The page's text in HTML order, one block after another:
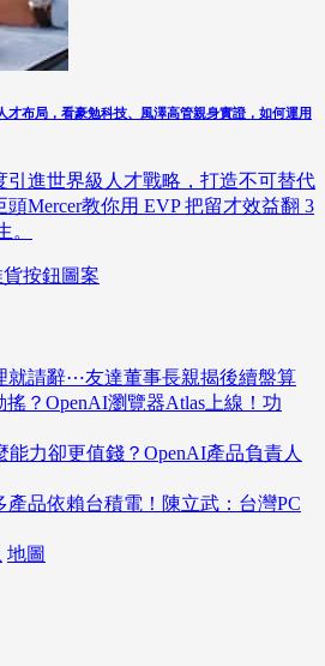
才布局，看豪勉科技、風澤高管親身實證，如何運用
引進世界級人才戰略，打造不可替代
Mercer教你用 EVP 把留才效益翻 3
。
就請辭⋯友達董事長親揭後續盤算
？OpenAI瀏覽器Atlas上線！功
力卻更值錢？OpenAI產品負責人
品依賴台積電！陳立武：台灣PC
地圖